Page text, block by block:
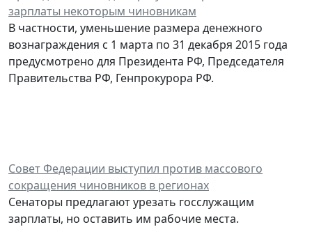
зарплаты некоторым чиновникам
В частности, уменьшение размера денежного
вознаграждения с 1 марта по 31 декабря 2015 года
предусмотрено для Президента РФ, Председателя
Правительства РФ, Генпрокурора РФ.
Совет Федерации выступил против массового
сокращения чиновников в регионах
Сенаторы предлагают урезать госслужащим
зарплаты, но оставить им рабочие места.